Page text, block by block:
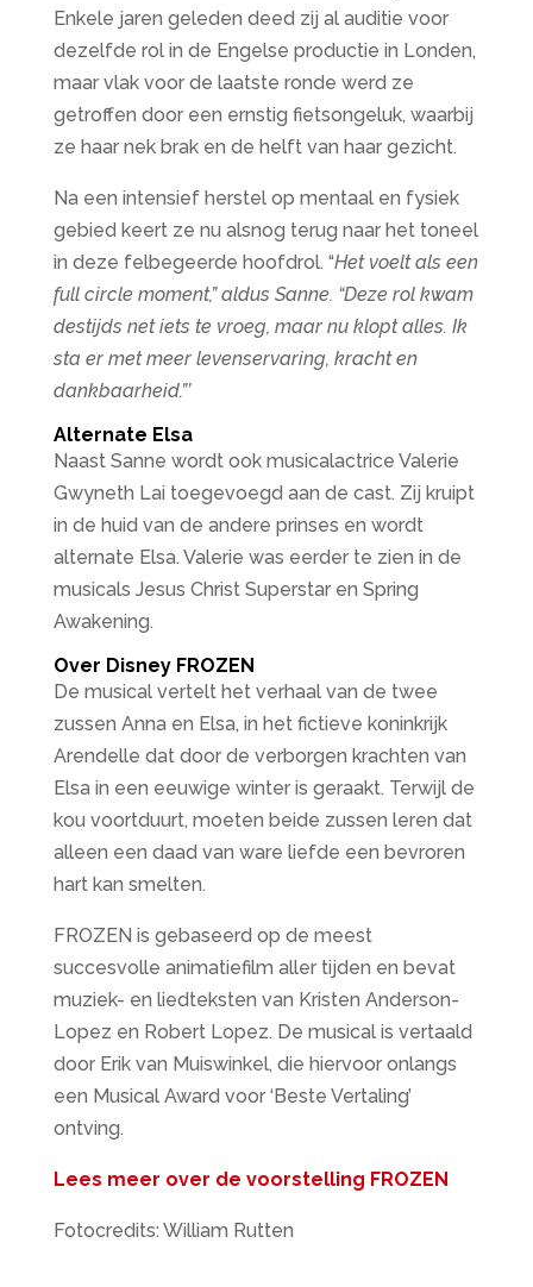
Enkele jaren geleden deed zij al auditie voor
dezelfde rol in de Engelse productie in Londen,
maar vlak voor de laatste ronde werd ze
getroffen door een ernstig fietsongeluk, waarbij
ze haar nek brak en de helft van haar gezicht.
Na een intensief herstel op mentaal en fysiek
gebied keert ze nu alsnog terug naar het toneel
in deze felbegeerde hoofdrol. “Het voelt als een
full circle moment,” aldus Sanne. “Deze rol kwam
destijds net iets te vroeg, maar nu klopt alles. Ik
sta er met meer levenservaring, kracht en
dankbaarheid.”’
Alternate Elsa
Naast Sanne wordt ook musicalactrice Valerie
Gwyneth Lai toegevoegd aan de cast. Zij kruipt
in de huid van de andere prinses en wordt
alternate Elsa. Valerie was eerder te zien in de
musicals Jesus Christ Superstar en Spring
Awakening.
Over Disney FROZEN
De musical vertelt het verhaal van de twee
zussen Anna en Elsa, in het fictieve koninkrijk
Arendelle dat door de verborgen krachten van
Elsa in een eeuwige winter is geraakt. Terwijl de
kou voortduurt, moeten beide zussen leren dat
alleen een daad van ware liefde een bevroren
hart kan smelten.
FROZEN is gebaseerd op de meest
succesvolle animatiefilm aller tijden en bevat
muziek- en liedteksten van Kristen Anderson-
Lopez en Robert Lopez. De musical is vertaald
door Erik van Muiswinkel, die hiervoor onlangs
een Musical Award voor ‘Beste Vertaling’
ontving.
Lees meer over de voorstelling FROZEN
Fotocredits: William Rutten